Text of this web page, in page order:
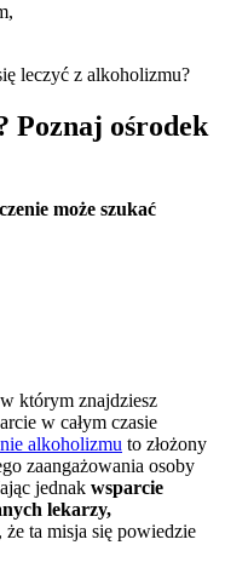
leczyć z alkoholizmu?
Poznaj ośrodek
może szukać
którym znajdziesz
w całym czasie
alkoholizmu to złożony
zaangażowania osoby
jednak wsparcie
lekarzy,
że ta misja się powiedzie